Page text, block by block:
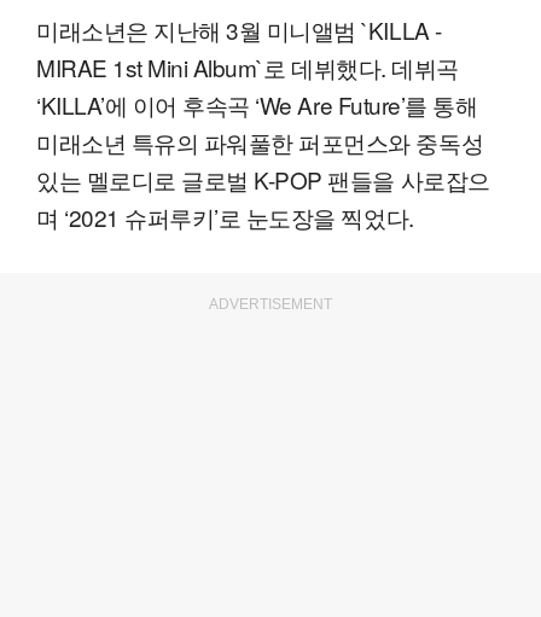
미래소년은 지난해 3월 미니앨범 `KILLA -
MIRAE 1st Mini Album`로 데뷔했다. 데뷔곡
‘KILLA’에 이어 후속곡 ‘We Are Future’를 통해
미래소년 특유의 파워풀한 퍼포먼스와 중독성
있는 멜로디로 글로벌 K-POP 팬들을 사로잡으
며 ‘2021 슈퍼루키’로 눈도장을 찍었다.
ADVERTISEMENT